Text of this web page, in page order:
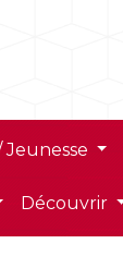
Jeunesse
Découvrir